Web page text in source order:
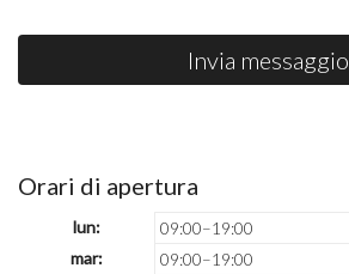
Invia messaggio
Orari di apertura
lun:
09:00–19:00
mar:
09:00–19:00